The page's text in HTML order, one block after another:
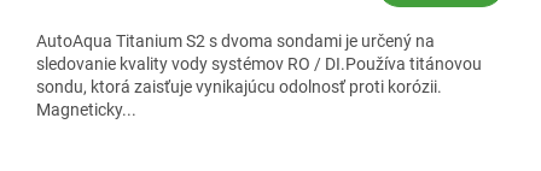
AutoAqua Titanium S2 s dvoma sondami je určený na
sledovanie kvality vody systémov RO / DI.Používa titánovou
sondu, ktorá zaisťuje vynikajúcu odolnosť proti korózii.
Magneticky...